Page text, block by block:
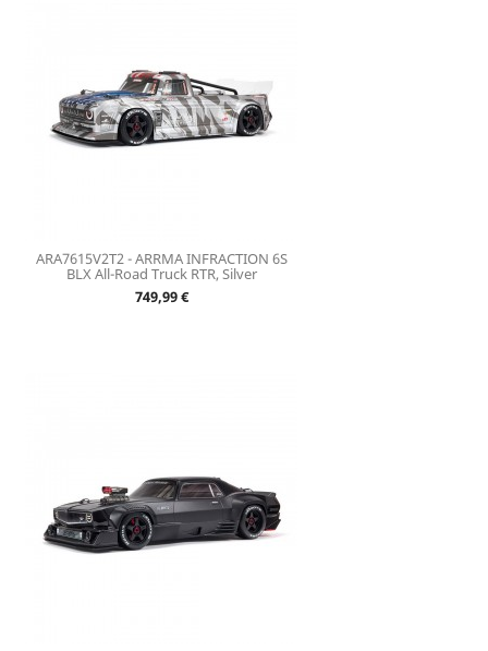
ARA7615V2T2 - ARRMA INFRACTION 6S
BLX All-Road Truck RTR, Silver
Prix
749,99 €